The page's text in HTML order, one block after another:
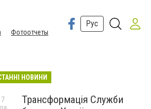
Фотоотчеты
Рус
НОВИНИ
Трансформація Служби